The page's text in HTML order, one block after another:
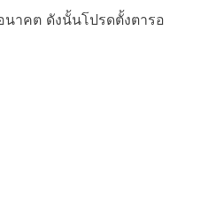
นาคต ดังนั้นโปรดตั้งตารอ